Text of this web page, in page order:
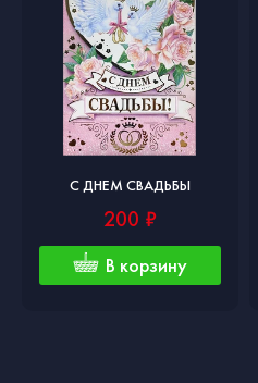
С ДНЕМ СВАДЬБЫ
200 ₽
В корзину